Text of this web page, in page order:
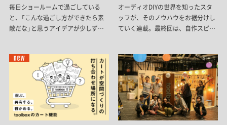
毎日ショールームで過ごしている
と、「こんな過ごし方ができたら素
敵だな」と思うアイデアが少しずつ
ショールームの一角をタイルベンチ
へとリニューアルしました。アイデ
アを形にしながら、細かな納まりや
使い心地を考えて完成した、新しい
居場所。その舞台裏をご紹介しま
す。
オーディオDIYの世界を知ったスタ
ッフが、そのノウハウをお裾分けし
ていく連載。最終回は、自作スピー
はほぼ不要。名作スピーカーをお手
本に、自分の部屋の棚にぴったり合
う一台をつくる、その手順をご紹介
します。